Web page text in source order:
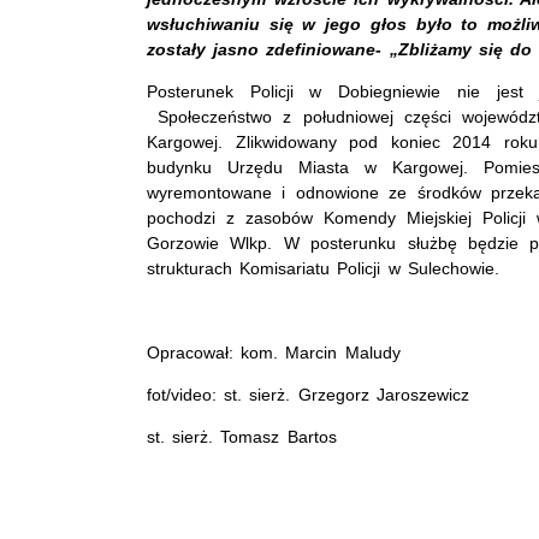
wsłuchiwaniu się w jego głos było to
zostały jasno zdefiniowane- „Zbliżamy się do
Posterunek Policji w Dobiegniewie nie
Społeczeństwo z południowej części
Kargowej. Zlikwidowany pod koniec 2014
budynku Urzędu Miasta w Kargowej.
wyremontowane i odnowione ze środków
pochodzi z zasobów Komendy Miejskiej
Gorzowie Wlkp. W posterunku służbę będzie
strukturach Komisariatu Policji w Sulechowie.
Opracował: kom. Marcin Maludy
fot/video: st. sierż. Grzegorz Jaroszewicz
st. sierż. Tomasz Bartos